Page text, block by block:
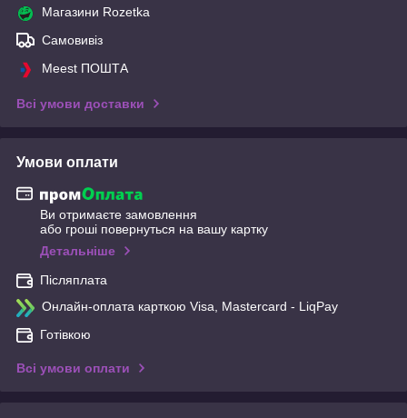
Магазини Rozetka
Самовивіз
Meest ПОШТА
Всі умови доставки
Умови оплати
Ви отримаєте замовлення
або гроші повернуться на вашу картку
Детальніше
Післяплата
Онлайн-оплата карткою Visa, Mastercard - LiqPay
Готівкою
Всі умови оплати